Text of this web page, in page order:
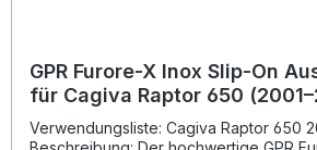
GPR Furore-X Inox Slip-On
für Cagiva Raptor 650
Verwendungsliste: Cagiva Raptor 650